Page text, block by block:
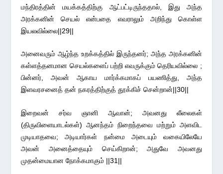
மந்திரத்தின் மயக்கத்திற்கு ஆட்பட்டிருந்ததால், இது அந்த
அரக்கனின் செயல் என்பதை எவராலும் அறிந்து கொள்ள
இயலவில்லை||29||
அனைவரும் ஆழ்ந்த உறக்கத்தில் இருந்தனர்; அந்த அரக்கனின்
கள்ளத்தனமான செயல்களைப் பற்றி எவருக்கும் தெரியவில்லை ;
பின்னர், அவன் ஆகாய மார்க்கமாகப் பயணித்து, அந்த
இளவரசனைத் தன் நகரத்திற்குத் தூக்கிச் சென்றான்||30||
இறைவன் சர்வ ஞானி ஆவான்; அவனது லீலைகள்
(திருவிளையாடல்கள்) ஆனந்தம் நிறைந்தவை மற்றும் அளவிட
முடியாதவை; அடியார்கள் நன்மை அடையும் வகையிலேயே
அவன் அனைத்தையும் செய்கிறான்; அதுவே அவனது
முதன்மையான நோக்கமாகும் ||31||